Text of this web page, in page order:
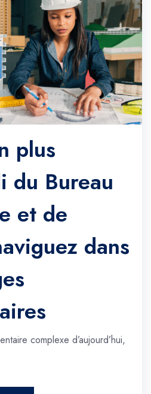
plus
du Bureau
et de
dans
complexe d’aujourd’hui,